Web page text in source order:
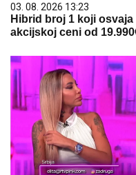
03. 08. 2026 13:23
Hibrid broj 1 koji
akcijskoj ceni od